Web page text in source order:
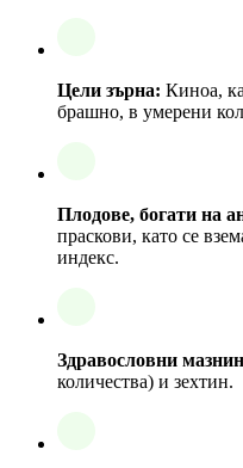
Цели зърна: Киноа,
брашно, в умерени
Плодове, богати на
праскови, като се
индекс.
Здравословни
количества) и зехтин.